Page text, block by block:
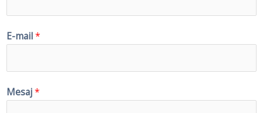
E-mail*
Mesaj*